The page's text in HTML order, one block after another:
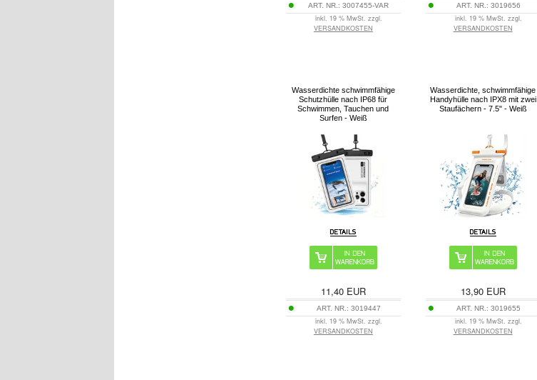
ART. NR.:3007455-VAR
inkl. 19 % MwSt. zzgl.
VERSANDKOSTEN
ART. NR.: 3019656
inkl. 19 % MwSt. zzgl.
VERSANDKOSTEN
Wasserdichte schwimmfähige
Schutzhülle nach IP68 für
Schwimmen, Tauchen und
Surfen - Weiß
11,40EUR
ART. NR.: 3019447
inkl. 19 % MwSt. zzgl.
VERSANDKOSTEN
Wasserdichte, schwimmfähige
Handyhülle nach IPX8 mit zwei
Staufächern - 7.5" - Weiß
13,90EUR
ART. NR.: 3019655
inkl. 19 % MwSt. zzgl.
VERSANDKOSTEN